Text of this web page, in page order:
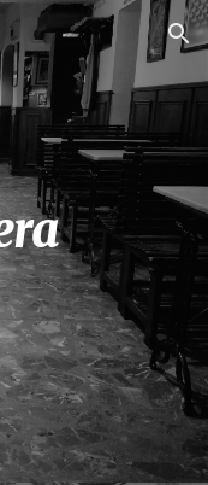
Skip to navigation